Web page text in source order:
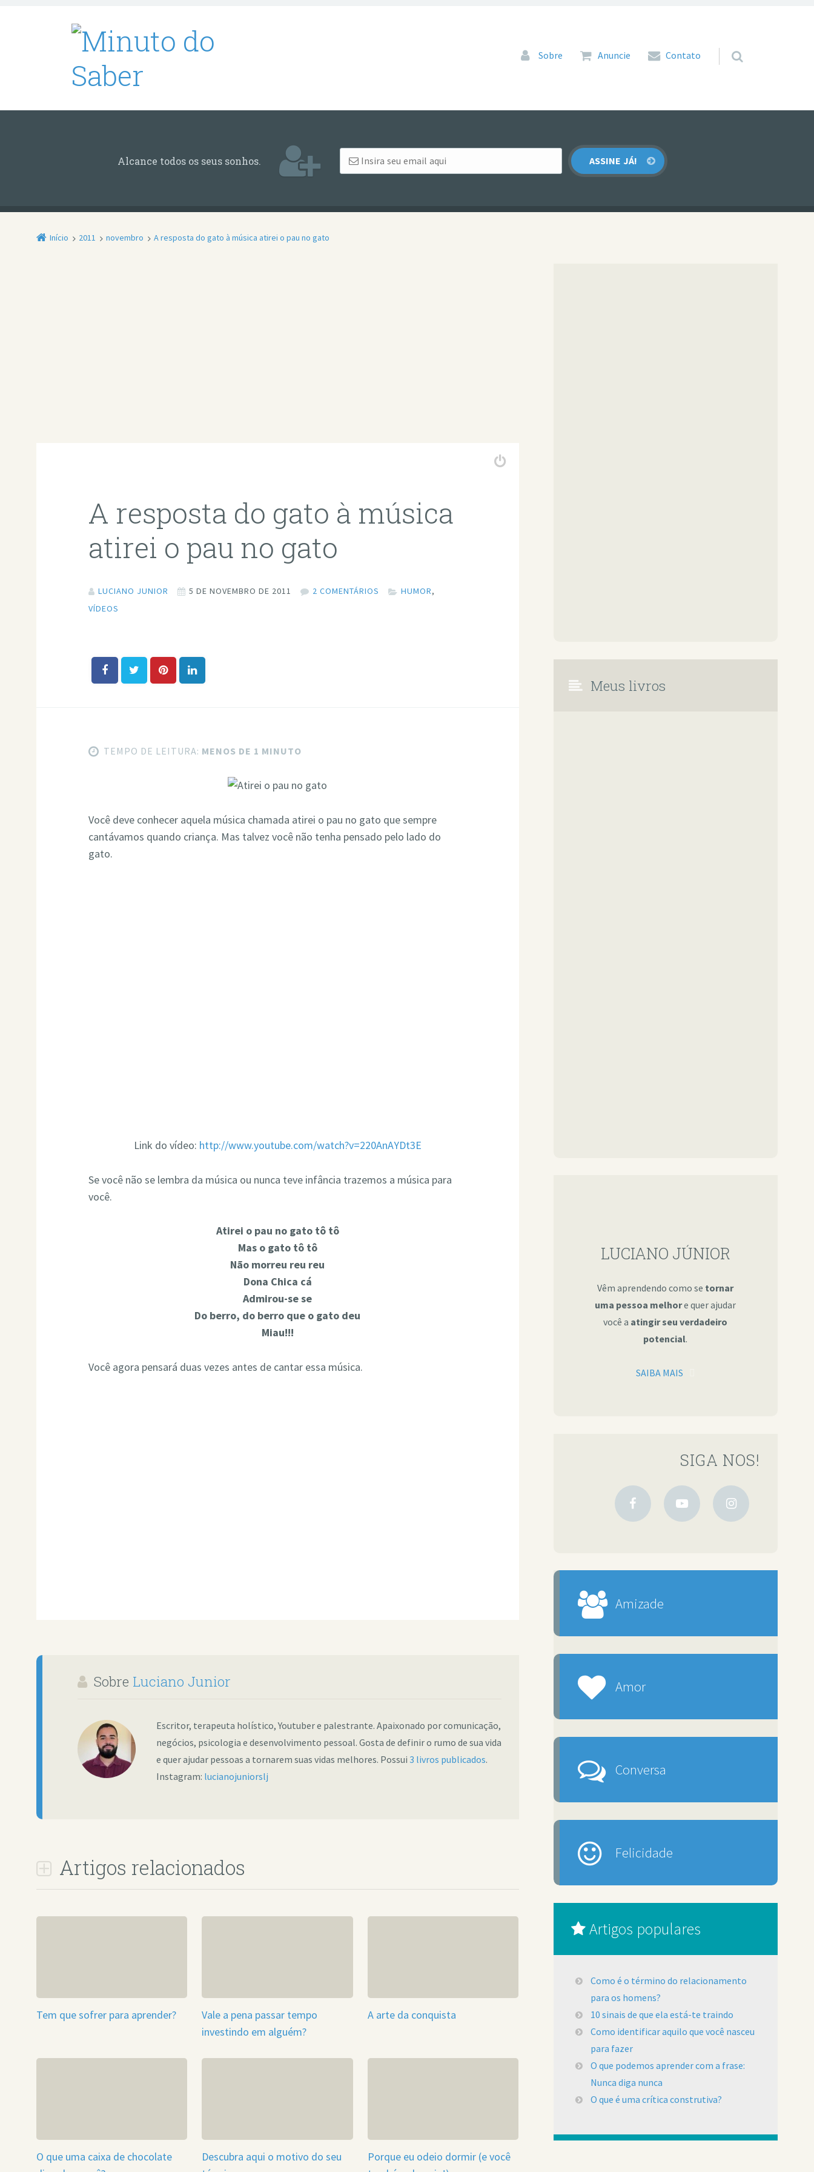
Pular para o conteúdo
Sobre Anuncie Contato
Alcance todos os seus sonhos.
Início 2011 novembro A resposta do gato à música atirei o pau no gato
A resposta do gato à música
atirei o pau no gato
LUCIANO JUNIOR 5 DE NOVEMBRO DE 2011 2 COMENTÁRIOS HUMOR,
VÍDEOS
TEMPO DE LEITURA: MENOS DE 1 MINUTO
Você deve conhecer aquela música chamada atirei o pau no gato que sempre
cantávamos quando criança. Mas talvez você não tenha pensado pelo lado do
gato.
Link do vídeo: http://www.youtube.com/watch?v=220AnAYDt3E
Se você não se lembra da música ou nunca teve infância trazemos a música para
você.
Atirei o pau no gato tô tô
Mas o gato tô tô
Não morreu reu reu
Dona Chica cá
Admirou-se se
Do berro, do berro que o gato deu
Miau!!!
Você agora pensará duas vezes antes de cantar essa música.
Sobre Luciano Junior
Escritor, terapeuta holístico, Youtuber e palestrante. Apaixonado por comunicação,
negócios, psicologia e desenvolvimento pessoal. Gosta de definir o rumo de sua vida
e quer ajudar pessoas a tornarem suas vidas melhores. Possui 3 livros publicados.
Instagram: lucianojuniorslj
Artigos relacionados
Tem que sofrer para aprender?
Vale a pena passar tempo
investindo em alguém?
A arte da conquista
O que uma caixa de chocolate
Descubra aqui o motivo do seu
Porque eu odeio dormir (e você
Meus livros
LUCIANO JÚNIOR
Vêm aprendendo como se tornar
uma pessoa melhore quer ajudar
você a atingir seu verdadeiro
potencial.
SAIBA MAIS
SIGA NOS!
Amizade
Amor
Conversa
Felicidade
Artigos populares
Como é o término do relacionamento
para os homens?
10 sinais de que ela está-te traindo
Como identificar aquilo que você nasceu
para fazer
O que podemos aprender com a frase:
Nunca diga nunca
O que é uma crítica construtiva?